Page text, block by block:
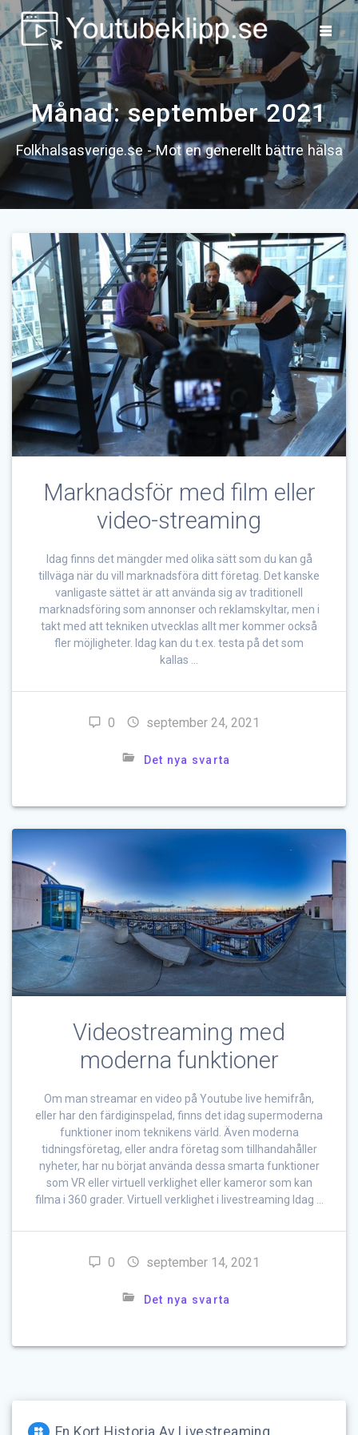
Skip
to
content
Månad:september 2021
Folkhalsasverige.se - Mot en generellt bättre hälsa
Marknadsför med film eller
video-streaming
Idag finns det mängder med olika sätt som du kan gå
tillväga när du vill marknadsföra ditt företag. Det kanske
vanligaste sättet är att använda sig av traditionell
marknadsföring som annonser och reklamskyltar, men i
takt med att tekniken utvecklas allt mer kommer också
fler möjligheter. Idag kan du t.ex. testa på det som
kallas …
0 september 24, 2021
Det nya svarta
Videostreaming med
moderna funktioner
Om man streamar en video på Youtube live hemifrån,
eller har den färdiginspelad, finns det idag supermoderna
funktioner inom teknikens värld. Även moderna
tidningsföretag, eller andra företag som tillhandahåller
nyheter, har nu börjat använda dessa smarta funktioner
som VR eller virtuell verklighet eller kameror som kan
filma i 360 grader. Virtuell verklighet i livestreaming Idag …
0 september 14, 2021
Det nya svarta
En Kort Historia Av Livestreaming